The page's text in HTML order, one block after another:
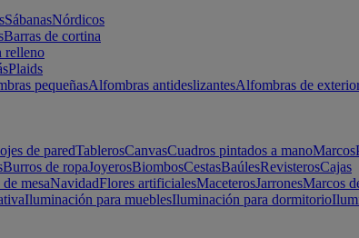
SábanasNórdicos
Barras de cortina
relleno
Plaids
pequeñasAlfombras antideslizantesAlfombras de
de paredTablerosCanvasCuadros pintados a manoMarcos
Burros de ropaJoyerosBiombosCestasBaúlesRevisterosCajas
mesaNavidadFlores artificialesMaceterosJarronesMarcos
Iluminación para mueblesIluminación para dormitorio